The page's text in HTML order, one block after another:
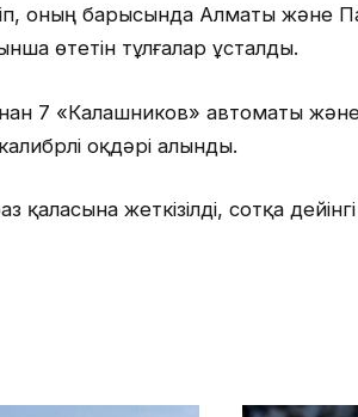
оның барысында Алматы және
өтетін тұлғалар ұсталды.
7 «Калашников» автоматы
оқдәрі алынды.
қаласына жеткізілді, сотқа